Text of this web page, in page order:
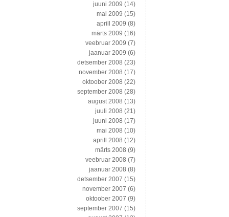
juuni 2009 (14)
mai 2009 (15)
aprill 2009 (8)
märts 2009 (16)
veebruar 2009 (7)
jaanuar 2009 (6)
detsember 2008 (23)
november 2008 (17)
oktoober 2008 (22)
september 2008 (28)
august 2008 (13)
juuli 2008 (21)
juuni 2008 (17)
mai 2008 (10)
aprill 2008 (12)
märts 2008 (9)
veebruar 2008 (7)
jaanuar 2008 (8)
detsember 2007 (15)
november 2007 (6)
oktoober 2007 (9)
september 2007 (15)